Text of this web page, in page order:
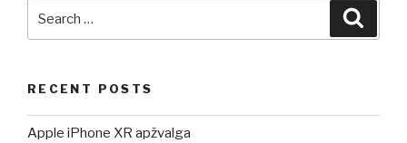
for:
RECENT POSTS
Apple iPhone XR apžvalga